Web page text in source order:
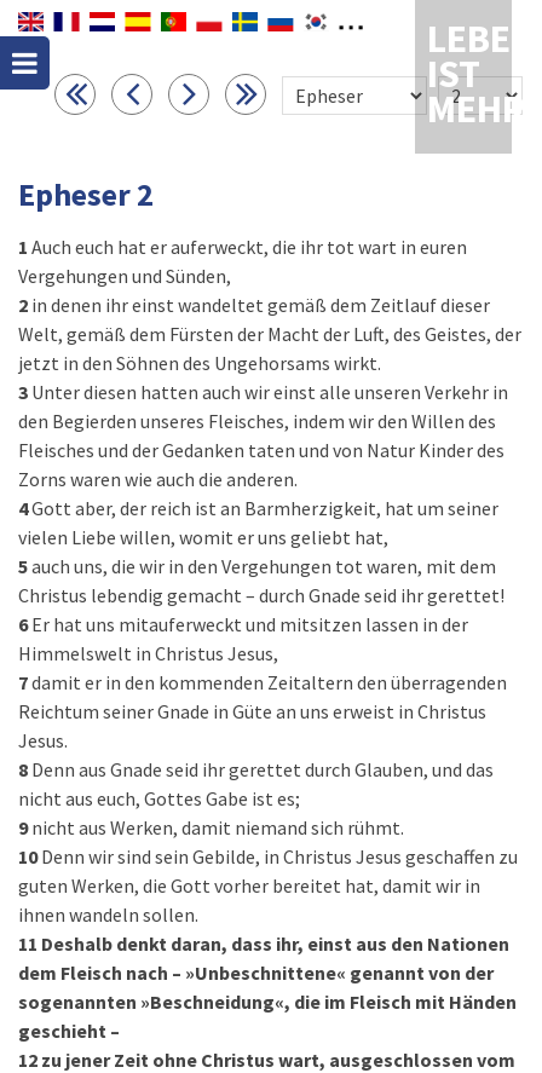
LEBEN
IST
MEHR
Epheser 2
1 Auch euch hat er auferweckt, die ihr tot wart in euren
Vergehungen und Sünden,
2 in denen ihr einst wandeltet gemäß dem Zeitlauf dieser
Welt, gemäß dem Fürsten der Macht der Luft, des Geistes, der
jetzt in den Söhnen des Ungehorsams wirkt.
3 Unter diesen hatten auch wir einst alle unseren Verkehr in
den Begierden unseres Fleisches, indem wir den Willen des
Fleisches und der Gedanken taten und von Natur Kinder des
Zorns waren wie auch die anderen.
4Gott aber, der reich ist an Barmherzigkeit, hat um seiner
vielen Liebe willen, womit er uns geliebt hat,
5auch uns, die wir in den Vergehungen tot waren, mit dem
Christus lebendig gemacht – durch Gnade seid ihr gerettet!
6 Er hat uns mitauferweckt und mitsitzen lassen in der
Himmelswelt in Christus Jesus,
7damit er in den kommenden Zeitaltern den überragenden
Reichtum seiner Gnade in Güte an uns erweist in Christus
Jesus.
8 Denn aus Gnade seid ihr gerettet durch Glauben, und das
nicht aus euch, Gottes Gabe ist es;
9 nicht aus Werken, damit niemand sich rühmt.
10 Denn wir sind sein Gebilde, in Christus Jesus geschaffen zu
guten Werken, die Gott vorher bereitet hat, damit wir in
ihnen wandeln sollen.
11 Deshalb denkt daran, dass ihr, einst aus den Nationen
dem Fleisch nach – »Unbeschnittene« genannt von der
sogenannten »Beschneidung«, die im Fleisch mit Händen
geschieht –
12 zu jener Zeit ohne Christus wart, ausgeschlossen vom